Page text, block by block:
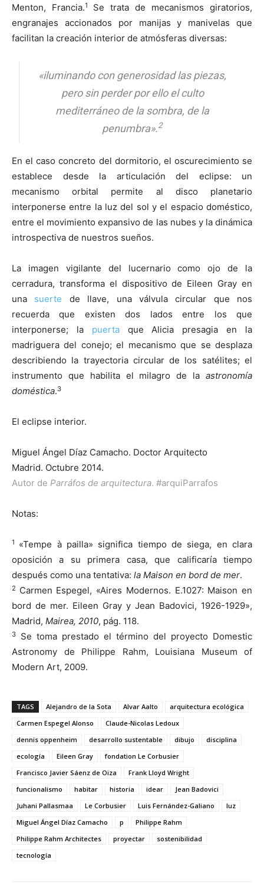
Menton, Francia.1 Se trata de mecanismos giratorios,
engranajes accionados por manijas y manivelas que
facilitan la creación interior de atmósferas diversas:
«iluminando con generosidad las piezas,
pero sin perder por ello el culto
mediterráneo de la sombra, de la
penumbra».2
En el caso concreto del dormitorio, el oscurecimiento se
establece desde la articulación del eclipse: un
mecanismo orbital permite al disco planetario
interponerse entre la luz del sol y el espacio doméstico,
entre el movimiento expansivo de las nubes y la dinámica
introspectiva de nuestros sueños.
La imagen vigilante del lucernario como ojo de la
cerradura, transforma el dispositivo de Eileen Gray en
una suerte de llave, una válvula circular que nos
recuerda que existen dos lados entre los que
interponerse; la puertaque Alicia presagia en la
madriguera del conejo; el mecanismo que se desplaza
describiendo la trayectoria circular de los satélites; el
instrumento que habilita el milagro de la astronomía
doméstica.3
El eclipse interior.
Miguel Ángel Díaz Camacho. Doctor Arquitecto
Madrid. Octubre 2014.
Autor de Parráfos de arquitectura. #arquiParrafos
Notas:
1 «Tempe à pailla» significa tiempo de siega, en clara
oposición a su primera casa, que calificaría tiempo
después como una tentativa: la Maison en bord de mer.
2 Carmen Espegel, «Aires Modernos. E.1027: Maison en
bord de mer. Eileen Gray y Jean Badovici, 1926-1929»,
Madrid, Mairea, 2010, pág. 118.
3
Se toma prestado el término del proyecto Domestic
Astronomy de Philippe Rahm, Louisiana Museum of
Modern Art, 2009.
TAGS Alejandro de la Sota Alvar Aalto
arquitectura ecológica
Carmen Espegel Alonso
Claude-Nicolas Ledoux
dennis oppenheim
desarrollo sustentable dibujo
disciplina
ecología
Eileen Gray
fondation Le Corbusier
Francisco Javier Sáenz de Oiza
Frank Lloyd Wright
funcionalismo
habitar historia idear
Jean Badovici
Juhani Pallasmaa
Le Corbusier Luis Fernández-Galiano
luz
Miguel Ángel Díaz Camacho
p
Philippe Rahm
Philippe Rahm Architectes
proyectar
sostenibilidad
tecnología